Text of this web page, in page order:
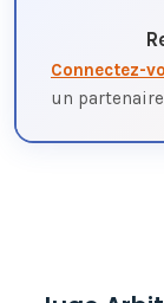
Connectez-
un